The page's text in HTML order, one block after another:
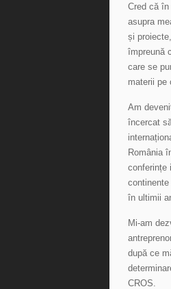
Cred că
asupra
și
împreună
care se
materii pe
Am
încercat
România
conferințe
în ultimii
Mi-am
după ce
CROS.